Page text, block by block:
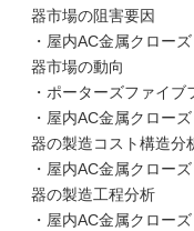
器市場の阻害要因
・屋内AC金属クロー
器市場の動向
・ポーターズファイブ
・屋内AC金属クロー
器の製造コスト構造分
・屋内AC金属クロー
器の製造工程分析
・屋内AC金属クロー